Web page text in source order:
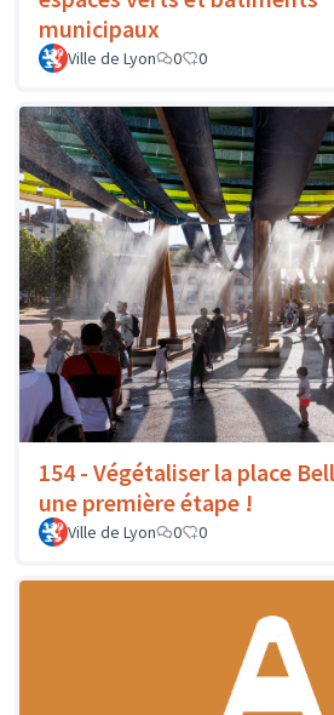
municipaux
Ville de Lyon 0 0
154 - Végétaliser la place
une première étape !
Ville de Lyon 0 0